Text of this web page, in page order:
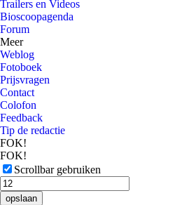
Trailers en Videos
Bioscoopagenda
Forum
Meer
Weblog
Fotoboek
Prijsvragen
Contact
Colofon
Feedback
Tip de redactie
FOK!
FOK!
Scrollbar gebruiken
opslaan